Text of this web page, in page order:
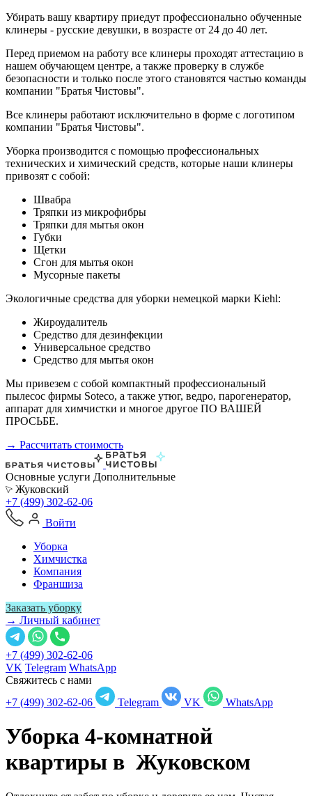
Убирать вашу квартиру приедут профессионально обученные
клинеры - русские девушки, в возрасте от 24 до 40 лет.
Перед приемом на работу все клинеры проходят аттестацию в
нашем обучающем центре, а также проверку в службе
безопасности и только после этого становятся частью команды
компании "Братья Чистовы".
Все клинеры работают исключительно в форме с логотипом
компании "Братья Чистовы".
Уборка производится с помощью профессиональных
технических и химический средств, которые наши клинеры
привозят с собой:
Швабра
Тряпки из микрофибры
Тряпки для мытья окон
Губки
Щетки
Сгон для мытья окон
Мусорные пакеты
Экологичные средства для уборки немецкой марки Kiehl:
Жироудалитель
Средство для дезинфекции
Универсальное средство
Средство для мытья окон
Мы привезем с собой компактный профессиональный
пылесос фирмы Soteco, а также утюг, ведро, парогенератор,
аппарат для химчистки и многое другое ПО ВАШЕЙ
ПРОСЬБЕ.
→ Рассчитать стоимость
Основные услуги Дополнительные
Жуковский
+7 (499) 302-62-06
Войти
Уборка
Химчистка
Компания
Франшиза
Заказать уборку
→ Личный кабинет
+7 (499) 302-62-06
VK Telegram WhatsApp
Свяжитесь с нами
+7 (499) 302-62-06
Telegram VK WhatsApp
Уборка 4-комнатной
квартиры в Жуковском